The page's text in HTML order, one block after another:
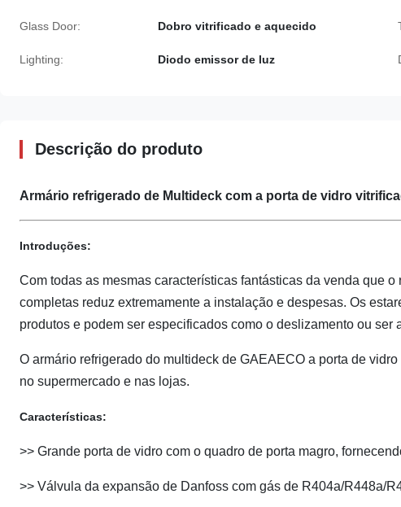
Glass Door: Dobro vitrificado e aquecido
Lighting: Diodo emissor de luz
Descrição do produto
Armário refrigerado de Multideck com a porta de vidro
Introduções:
Com todas as mesmas características fantásticas da venda que
completas reduz extremamente a instalação e despesas. Os
produtos e podem ser especificados como o deslizamento ou
O armário refrigerado do multideck de GAEAECO a porta de
no supermercado e nas lojas.
Características:
>> Grande porta de vidro com o quadro de porta magro,
>> Válvula da expansão de Danfoss com gás de R404a/R448a/